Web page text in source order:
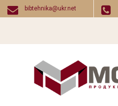
bibtehnika@ukr.net